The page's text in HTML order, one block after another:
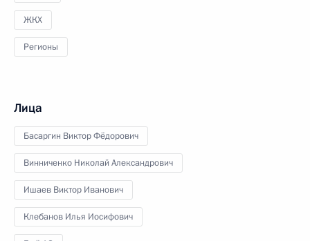
ЖКХ
Регионы
Лица
Басаргин Виктор Фёдорович
Винниченко Николай Александрович
Ишаев Виктор Иванович
Клебанов Илья Иосифович